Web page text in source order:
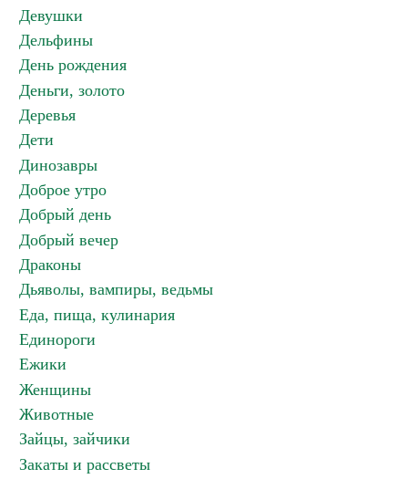
Девушки
Дельфины
День рождения
Деньги, золото
Деревья
Дети
Динозавры
Доброе утро
Добрый день
Добрый вечер
Драконы
Дьяволы, вампиры, ведьмы
Еда, пища, кулинария
Единороги
Ежики
Женщины
Животные
Зайцы, зайчики
Закаты и рассветы